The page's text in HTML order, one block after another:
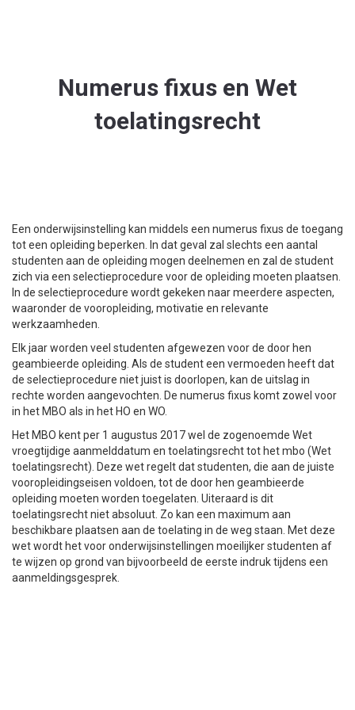
Numerus fixus en Wet
toelatingsrecht
Een onderwijsinstelling kan middels een numerus fixus de toegang
tot een opleiding beperken. In dat geval zal slechts een aantal
studenten aan de opleiding mogen deelnemen en zal de student
zich via een selectieprocedure voor de opleiding moeten plaatsen.
In de selectieprocedure wordt gekeken naar meerdere aspecten,
waaronder de vooropleiding, motivatie en relevante
werkzaamheden.
Elk jaar worden veel studenten afgewezen voor de door hen
geambieerde opleiding. Als de student een vermoeden heeft dat
de selectieprocedure niet juist is doorlopen, kan de uitslag in
rechte worden aangevochten. De numerus fixus komt zowel voor
in het MBO als in het HO en WO.
Het MBO kent per 1 augustus 2017 wel de zogenoemde Wet
vroegtijdige aanmelddatum en toelatingsrecht tot het mbo (Wet
toelatingsrecht). Deze wet regelt dat studenten, die aan de juiste
vooropleidingseisen voldoen, tot de door hen geambieerde
opleiding moeten worden toegelaten. Uiteraard is dit
toelatingsrecht niet absoluut. Zo kan een maximum aan
beschikbare plaatsen aan de toelating in de weg staan. Met deze
wet wordt het voor onderwijsinstellingen moeilijker studenten af
te wijzen op grond van bijvoorbeeld de eerste indruk tijdens een
aanmeldingsgesprek.